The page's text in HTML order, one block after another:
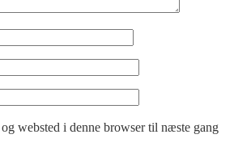
websted i denne browser til næste gang